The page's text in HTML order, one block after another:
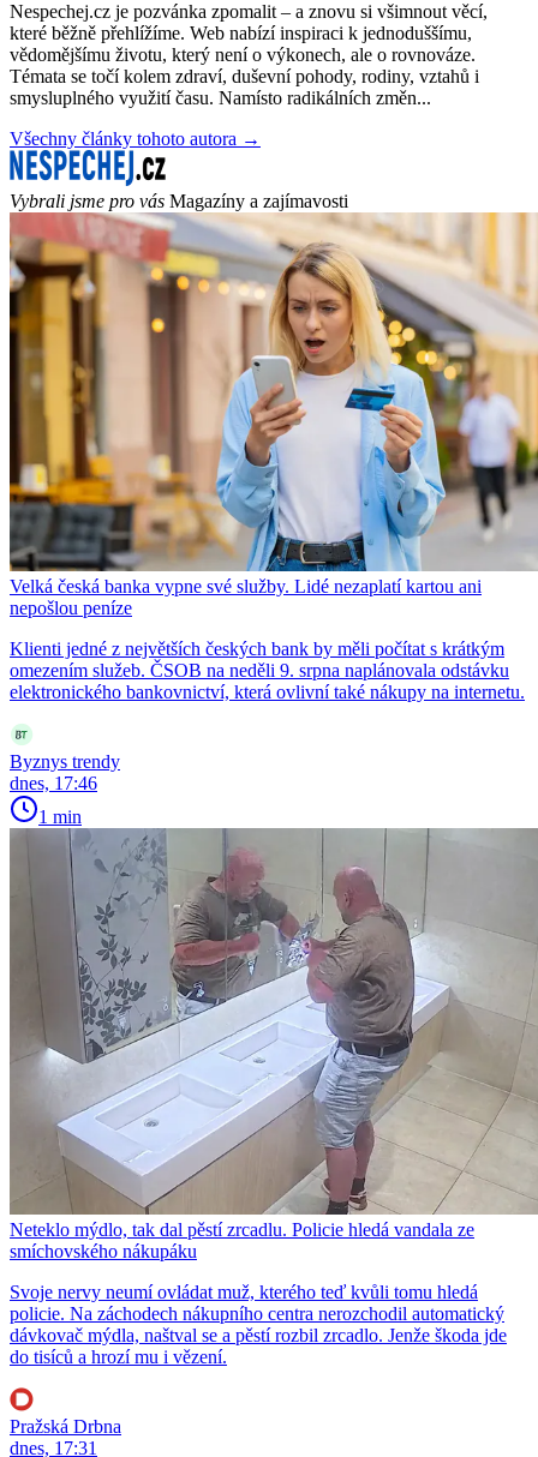
Nespechej.cz je pozvánka zpomalit – a znovu si všimnout věcí,
které běžně přehlížíme. Web nabízí inspiraci k jednoduššímu,
vědomějšímu životu, který není o výkonech, ale o rovnováze.
Témata se točí kolem zdraví, duševní pohody, rodiny, vztahů i
smysluplného využití času. Namísto radikálních změn...
Všechny články tohoto autora →
Vybrali jsme pro vás Magazíny a zajímavosti
Velká česká banka vypne své služby. Lidé nezaplatí kartou ani
nepošlou peníze
Klienti jedné z největších českých bank by měli počítat s krátkým
omezením služeb. ČSOB na neděli 9. srpna naplánovala odstávku
elektronického bankovnictví, která ovlivní také nákupy na internetu.
Byznys trendy
dnes, 17:46
1 min
Neteklo mýdlo, tak dal pěstí zrcadlu. Policie hledá vandala ze
smíchovského nákupáku
Svoje nervy neumí ovládat muž, kterého teď kvůli tomu hledá
policie. Na záchodech nákupního centra nerozchodil automatický
dávkovač mýdla, naštval se a pěstí rozbil zrcadlo. Jenže škoda jde
do tisíců a hrozí mu i vězení.
Pražská Drbna
dnes, 17:31